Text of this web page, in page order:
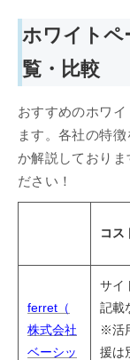
ホワイトペ
覧・比較
おすすめのホワ
ます。各社の特
か解説しておりま
ださい！
コス
ferret（
株式会社
ベーシッ
サイ
記載
※活
援は